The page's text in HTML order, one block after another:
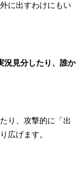
に出すわけにもい
況見分したり、誰か
り、攻撃的に「出
広げます。